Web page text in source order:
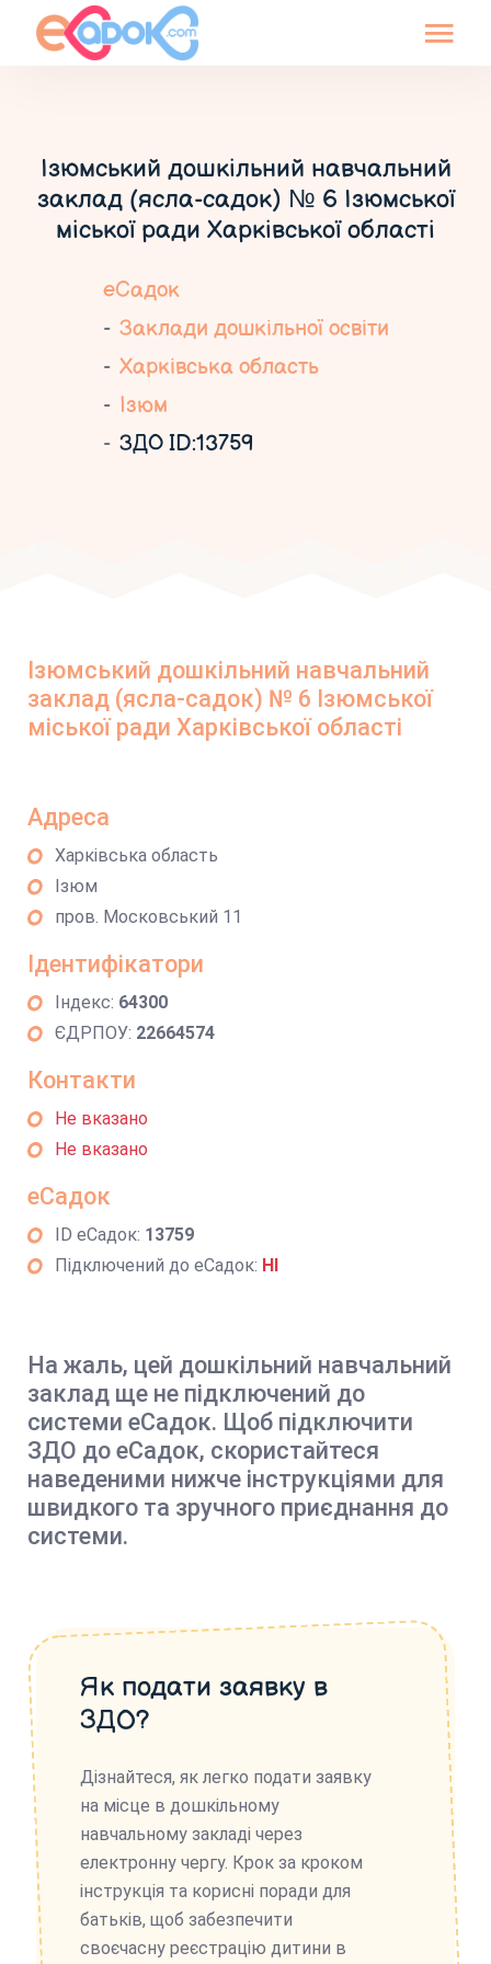
Ізюмський дошкільний навчальний
заклад (ясла-садок) № 6 Ізюмської
міської ради Харківської області
еСадок
Заклади дошкільної освіти
Харківська область
Ізюм
ЗДО ID:13759
Ізюмський дошкільний навчальний
заклад (ясла-садок) № 6 Ізюмської
міської ради Харківської області
Адреса
Харківська область
Ізюм
пров. Московський 11
Ідентифікатори
Індекс: 64300
ЄДРПОУ: 22664574
Контакти
Не вказано
Не вказано
еСадок
ID еСадок: 13759
Підключений до еСадок: НІ
На жаль, цей дошкільний навчальний
заклад ще не підключений до
системи еСадок. Щоб підключити
ЗДО до еСадок, скористайтеся
наведеними нижче інструкціями для
швидкого та зручного приєднання до
системи.
Як подати заявку в
ЗДО?
Дізнайтеся, як легко подати заявку
на місце в дошкільному
навчальному закладі через
електронну чергу. Крок за кроком
інструкція та корисні поради для
батьків, щоб забезпечити
своєчасну реєстрацію дитини в